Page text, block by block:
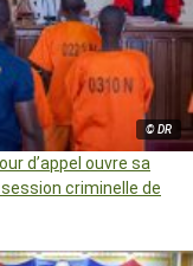
© DR
d’appel ouvre sa
criminelle de